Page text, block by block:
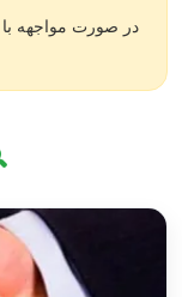
در صورت مواجهه با